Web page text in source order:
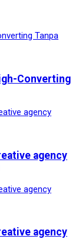
Converting
agency
agency